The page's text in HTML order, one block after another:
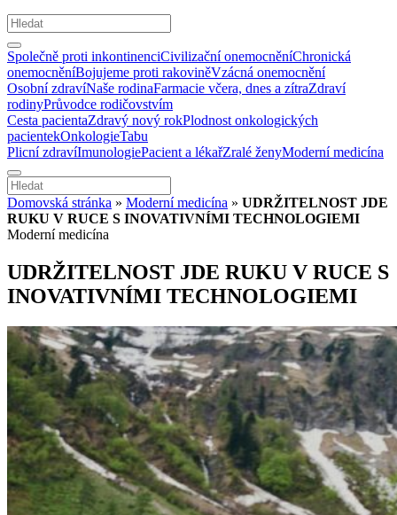
Společně proti inkontinenciCivilizační onemocněníChronická
onemocněníBojujeme proti rakoviněVzácná onemocnění
Osobní zdravíNaše rodinaFarmacie včera, dnes a zítraZdraví
rodinyPrůvodce rodičovstvím
Cesta pacientaZdravý nový rokPlodnost onkologických
pacientekOnkologieTabu
Plicní zdravíImunologiePacient a lékařZralé ženyModerní medicína
Domovská stránka » Moderní medicína » UDRŽITELNOST JDE
RUKU V RUCE S INOVATIVNÍMI TECHNOLOGIEMI
Moderní medicína
UDRŽITELNOST JDE RUKU V RUCE S
INOVATIVNÍMI TECHNOLOGIEMI